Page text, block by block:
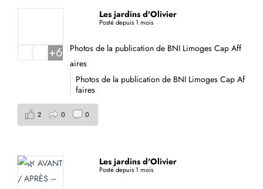
Les jardins d'Olivier
Posté depuis 1 mois
Photos de la publication de BNI Limoges Cap Aff
aires
Photos de la publication de BNI Limoges Cap Af
faires
+6
2 0 0
Les jardins d'Olivier
Posté depuis 1 mois